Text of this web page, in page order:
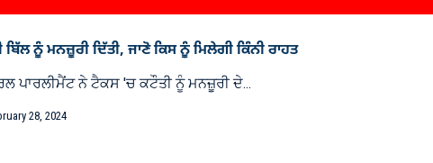
ਨੂੰ ਮਨਜ਼ੂਰੀ ਦਿੱਤੀ, ਜਾਣੋ ਕਿਸ ਨੂੰ ਮਿਲੇਗੀ ਕਿੰਨੀ ਰਾਹਤ
ਪਾਰਲੀਮੈਂਟ ਨੇ ਟੈਕਸ 'ਚ ਕਟੌਤੀ ਨੂੰ ਮਨਜ਼ੂਰੀ ਦੇ…
28, 2024